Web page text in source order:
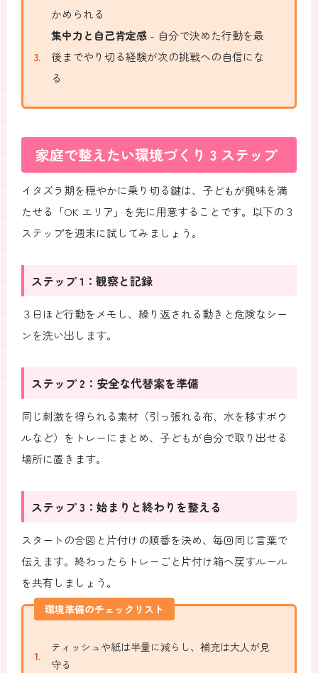
かめられる
集中力と自己肯定感 - 自分で決めた行動を最
後までやり切る経験が次の挑戦への自信にな
る
家庭で整えたい環境づくり 3 ステップ
イタズラ期を穏やかに乗り切る鍵は、子どもが興味を満
たせる「OK エリア」を先に用意することです。以下の３
ステップを週末に試してみましょう。
ステップ 1：観察と記録
３日ほど行動をメモし、繰り返される動きと危険なシー
ンを洗い出します。
ステップ 2：安全な代替案を準備
同じ刺激を得られる素材（引っ張れる布、水を移すボウ
ルなど）をトレーにまとめ、子どもが自分で取り出せる
場所に置きます。
ステップ 3：始まりと終わりを整える
スタートの合図と片付けの順番を決め、毎回同じ言葉で
伝えます。終わったらトレーごと片付け箱へ戻すルール
を共有しましょう。
環境準備のチェックリスト
ティッシュや紙は半量に減らし、補充は大人が見
守る